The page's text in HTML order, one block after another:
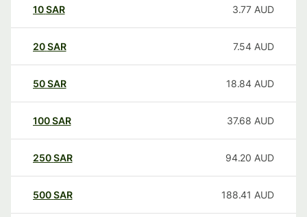
10SAR 3.77 AUD
20SAR 7.54 AUD
50SAR 18.84 AUD
100SAR 37.68 AUD
250SAR 94.20 AUD
500SAR 188.41 AUD